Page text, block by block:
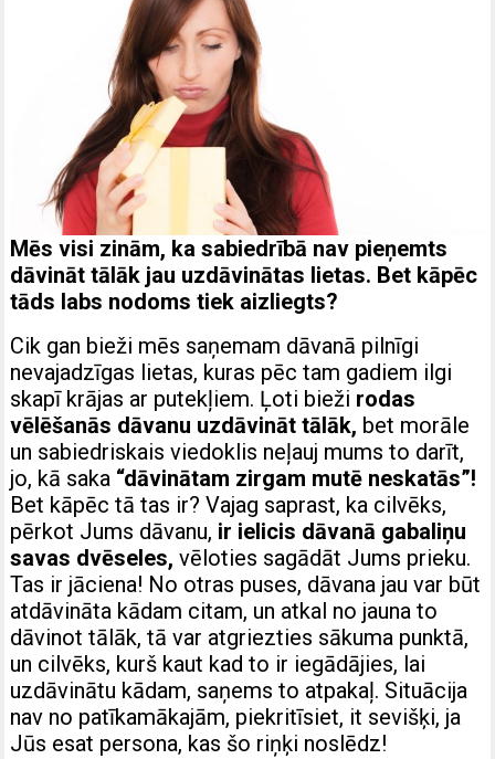
Mēs visi zinām, ka sabiedrībā nav pieņemts
dāvināt tālāk jau uzdāvinātas lietas. Bet kāpēc
tāds labs nodoms tiek aizliegts?
Cik gan bieži mēs saņemam dāvanā pilnīgi
nevajadzīgas lietas, kuras pēc tam gadiem ilgi
skapī krājas ar putekļiem. Ļoti bieži rodas
vēlēšanās dāvanu uzdāvināt tālāk, bet morāle
un sabiedriskais viedoklis neļauj mums to darīt,
jo, kā saka “dāvinātam zirgam mutē neskatās”!
Bet kāpēc tā tas ir? Vajag saprast, ka cilvēks,
pērkot Jums dāvanu, ir ielicis dāvanā gabaliņu
savas dvēseles,vēloties sagādāt Jums prieku.
Tas ir jāciena! No otras puses, dāvana jau var būt
atdāvināta kādam citam, un atkal no jauna to
dāvinot tālāk, tā var atgriezties sākuma punktā,
un cilvēks, kurš kaut kad to ir iegādājies, lai
uzdāvinātu kādam, saņems to atpakaļ. Situācija
nav no patīkamākajām, piekritīsiet, it sevišķi, ja
Jūs esat persona, kas šo riņķi noslēdz!